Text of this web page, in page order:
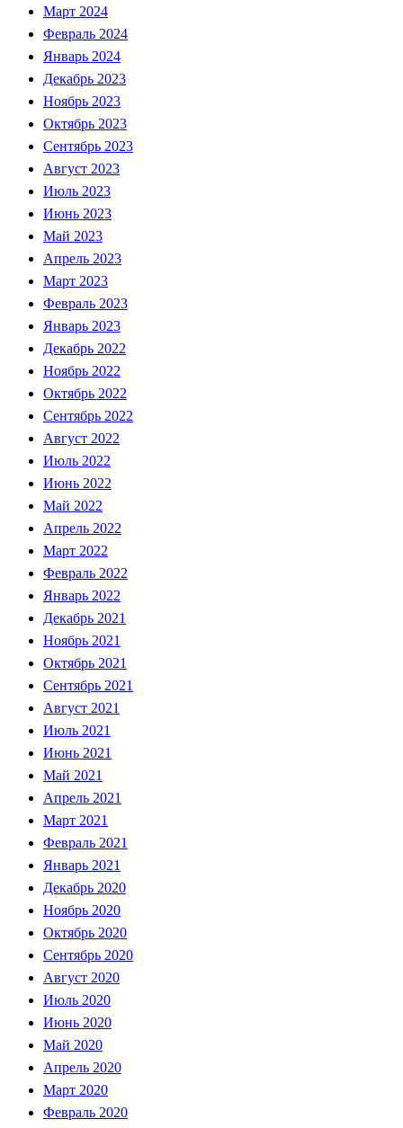
Март 2024
Февраль 2024
Январь 2024
Декабрь 2023
Ноябрь 2023
Октябрь 2023
Сентябрь 2023
Август 2023
Июль 2023
Июнь 2023
Май 2023
Апрель 2023
Март 2023
Февраль 2023
Январь 2023
Декабрь 2022
Ноябрь 2022
Октябрь 2022
Сентябрь 2022
Август 2022
Июль 2022
Июнь 2022
Май 2022
Апрель 2022
Март 2022
Февраль 2022
Январь 2022
Декабрь 2021
Ноябрь 2021
Октябрь 2021
Сентябрь 2021
Август 2021
Июль 2021
Июнь 2021
Май 2021
Апрель 2021
Март 2021
Февраль 2021
Январь 2021
Декабрь 2020
Ноябрь 2020
Октябрь 2020
Сентябрь 2020
Август 2020
Июль 2020
Июнь 2020
Май 2020
Апрель 2020
Март 2020
Февраль 2020